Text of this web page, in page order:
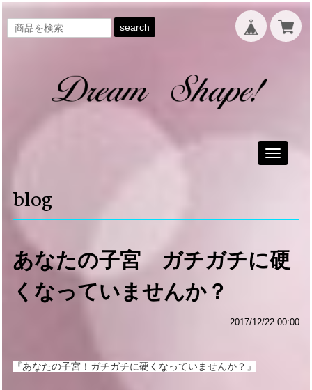
search
Toggle
blog
あなたの子宮 ガチガチに硬
くなっていませんか？
2017/12/22 00:00
『あなたの子宮！ガチガチに硬くなっていませんか？』